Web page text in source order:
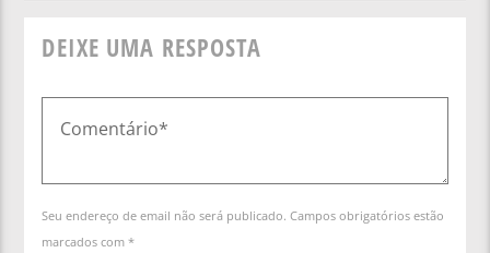
DEIXE UMA RESPOSTA
Seu endereço de email não será publicado. Campos obrigatórios estão
marcados com *